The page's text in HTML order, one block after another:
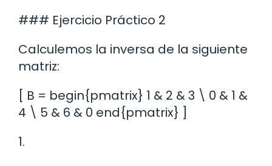
### Ejercicio Práctico 2
Calculemos la inversa de la siguiente
matriz:
[ B = begin{pmatrix} 1 & 2 & 3 \ 0 & 1 &
4 \ 5 & 6 & 0 end{pmatrix} ]
1.